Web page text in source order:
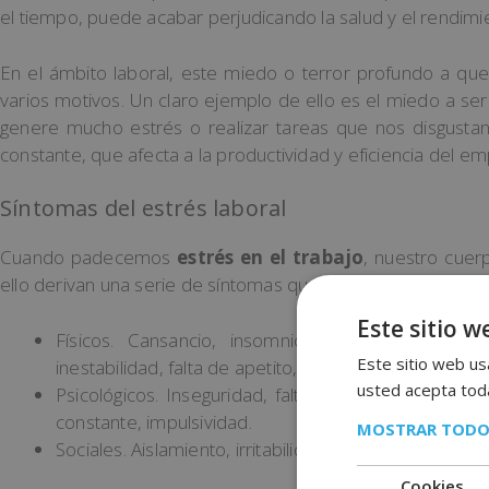
el tiempo, puede acabar perjudicando la salud y el
En el ámbito laboral, este miedo o terror profundo a
varios motivos. Un claro ejemplo de ello es el miedo a
genere mucho estrés o realizar tareas que nos
constante, que afecta a la productividad y eficiencia del
Síntomas del estrés laboral
Cuando padecemos estrés en el trabajo, nuestro
ello derivan una serie de síntomas que tienen diferentes
Físicos. Cansancio, insomnio, taquicardias,
inestabilidad, falta de apetito, malestar general.
Psicológicos. Inseguridad, falta de
constante, impulsividad.
Sociales. Aislamiento, irritabilidad, temor a conflictos.
Este sitio
Este sitio web
usted acepta
MOSTRAR